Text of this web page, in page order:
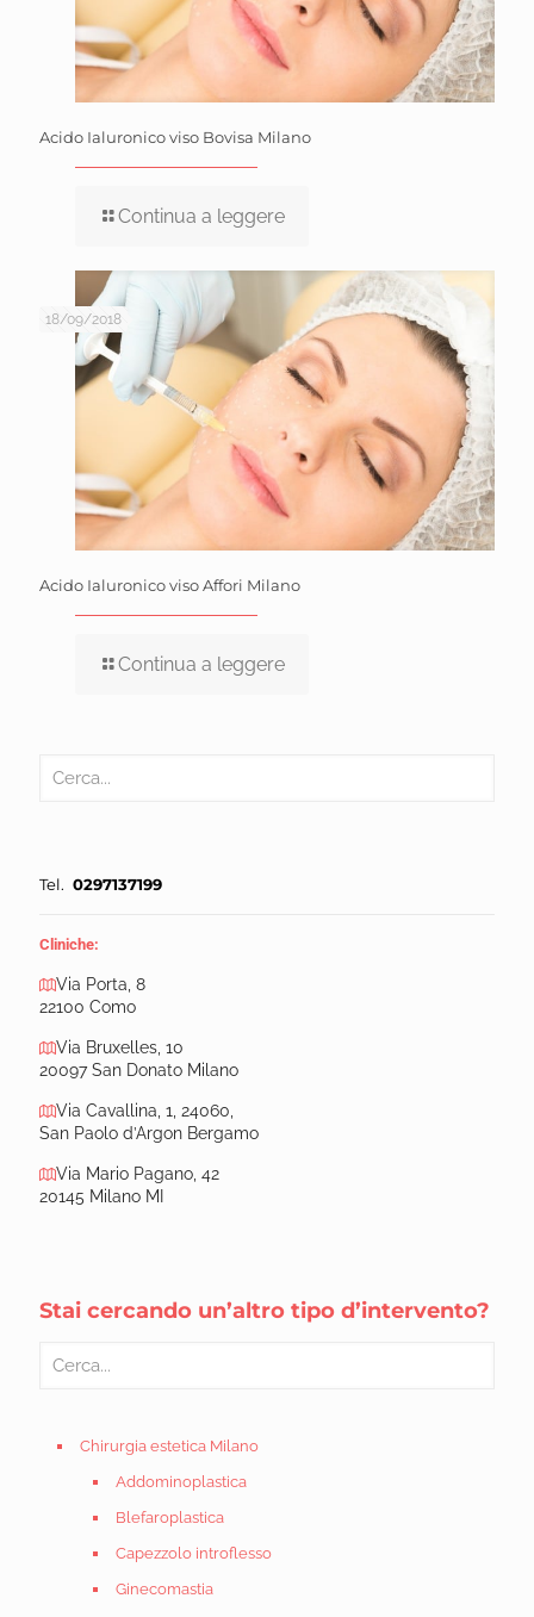
Acido Ialuronico viso Bovisa Milano
Continua a leggere
18/09/2018
Acido Ialuronico viso Affori Milano
Continua a leggere
Tel. 0297137199
Cliniche:
Via Porta, 8
22100 Como
Via Bruxelles, 10
20097 San Donato Milano
Via Cavallina, 1, 24060,
San Paolo d’Argon Bergamo
Via Mario Pagano, 42
20145 Milano MI
Stai cercando un’altro tipo d’intervento?
Chirurgia estetica Milano
Addominoplastica
Blefaroplastica
Capezzolo introflesso
Ginecomastia